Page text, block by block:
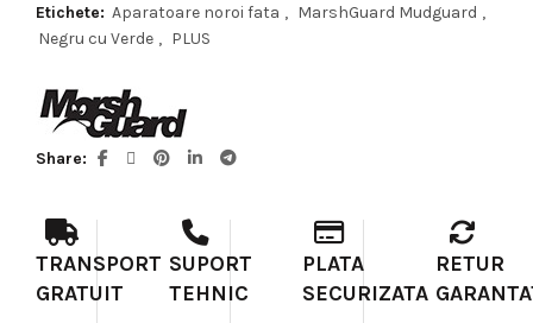
Etichete: Aparatoare noroi fata , MarshGuard Mudguard ,
Negru cu Verde , PLUS
Share
TRANSPORT
GRATUIT
SUPORT
TEHNIC
PLATA
SECURIZATA
RETUR